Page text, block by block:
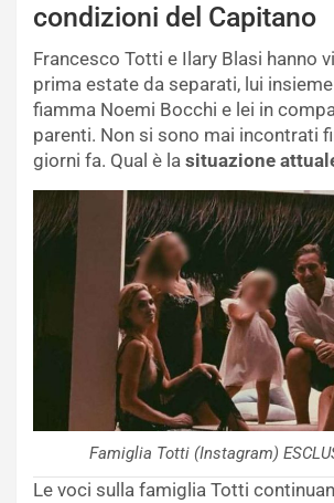
condizioni del Capitano
Francesco Totti e Ilary Blasi hanno
prima estate da separati, lui
fiamma Noemi Bocchi e lei in
parenti. Non si sono mai incontrati
giorni fa. Qual è la situazione
Famiglia Totti (Instagram)
Le voci sulla famiglia Totti